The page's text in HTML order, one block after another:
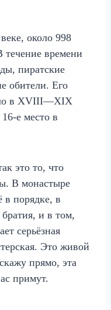
около 998
времени
пиратские
обители. Его
в XVIII—XIX
е место в
это то, что
В монастыре
в порядке, в
и в том,
серьёзная
Это живой
прямо, эта
примут.